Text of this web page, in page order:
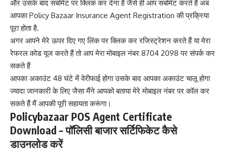
और उसके बाद सबमिट पर क्लिक कर देना है जैसे ही आप सबमिट करते हैं अब
आपका Policy Bazaar Insurance Agent Registration की प्रक्रिया
पूरा होता है.
अगर आपने मेरे ऊपर दिए गए लिंक पर क्लिक कर रजिस्ट्रेशन करते हैं या मेरा
रेफरल कोड यूज करते हैं तो आप मेरा मोबाइल नंबर 8704 2098 पर संपर्क कर
सकते हैं
आपका अकाउंट 48 घंटे में वेरीफाई होगा उसके बाद आपका अकाउंट चालू होगा
ज्यादा जानकारी के लिए जैसा मैंने आपको बताया मेरे मोबाइल नंबर पर कॉल कर
सकते हैं मैं आपकी पूरी सहायता करूंगा।
Policybazaar POS Agent Certificate
Download – पॉलिसी बाजार सर्टिफिकेट कैसे
डाउनलोड करें